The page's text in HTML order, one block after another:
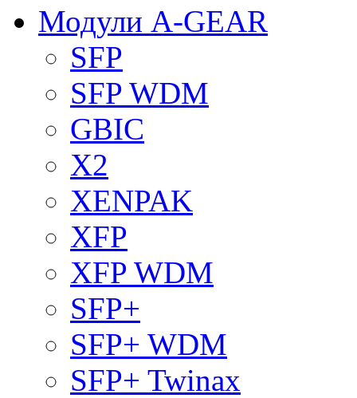
Модули A-GEAR
SFP
SFP WDM
GBIC
X2
XENPAK
XFP
XFP WDM
SFP+
SFP+ WDM
SFP+ Twinax